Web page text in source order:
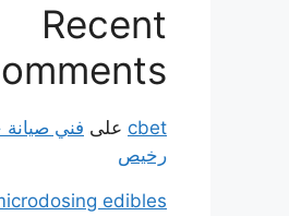
Recent
cbet على فني صيانة
رخيص
edibles